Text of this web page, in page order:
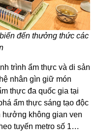
đến thưởng thức các
trình ẩm thực và di sản
nhân gìn giữ món
thực đa quốc gia tại
ẩm thực sáng tạo độc
hưởng không gian ven
tuyến metro số 1…